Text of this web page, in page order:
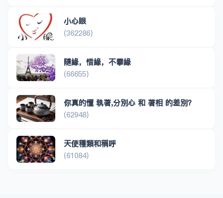
小心眼
(362286)
隨緣，惜緣，不攀緣
(66655)
你真的懂 執著,分別心 和 著相 的差別？
(62948)
天使種類和稱呼
(61084)